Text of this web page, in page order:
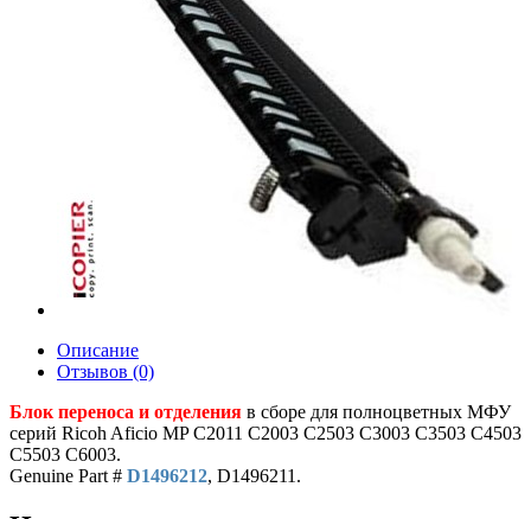
Описание
Отзывов (0)
Блок переноса и отделения в сборе для полноцветных МФУ
серий Ricoh Aficio MP C2011 C2003 C2503 C3003 C3503 C4503
C5503 C6003.
Genuine Part # D1496212, D1496211.